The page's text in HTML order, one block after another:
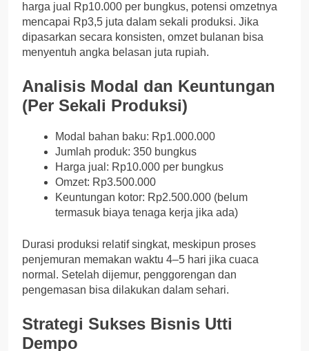
harga jual Rp10.000 per bungkus, potensi omzetnya
mencapai Rp3,5 juta dalam sekali produksi. Jika
dipasarkan secara konsisten, omzet bulanan bisa
menyentuh angka belasan juta rupiah.
Analisis Modal dan Keuntungan
(Per Sekali Produksi)
Modal bahan baku: Rp1.000.000
Jumlah produk: 350 bungkus
Harga jual: Rp10.000 per bungkus
Omzet: Rp3.500.000
Keuntungan kotor: Rp2.500.000 (belum
termasuk biaya tenaga kerja jika ada)
Durasi produksi relatif singkat, meskipun proses
penjemuran memakan waktu 4–5 hari jika cuaca
normal. Setelah dijemur, penggorengan dan
pengemasan bisa dilakukan dalam sehari.
Strategi Sukses Bisnis Utti
Dempo